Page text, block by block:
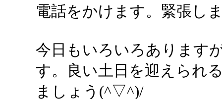
電話をかけます。緊張し
今日もいろいろあります
す。良い土日を迎えられ
ましょう(^▽^)/